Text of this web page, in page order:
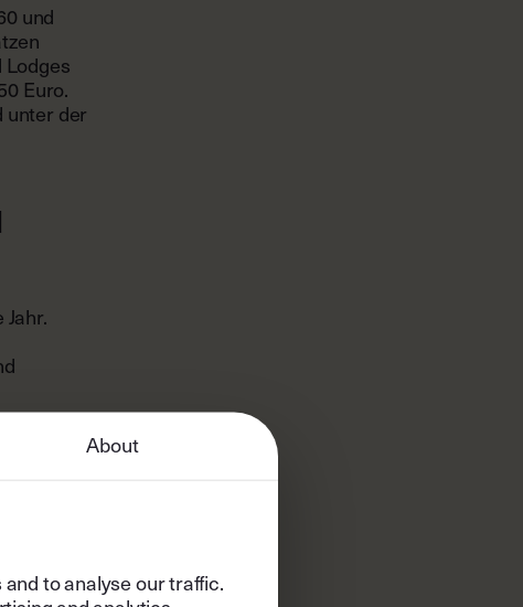
About
to analyse our traffic.
und
Euro.
unter der
bis
sich
mit